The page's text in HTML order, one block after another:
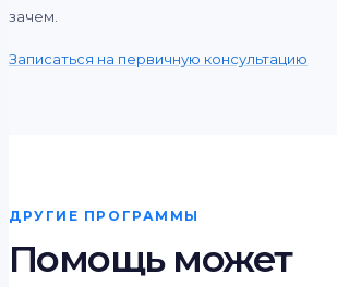
зачем.
Записаться на первичную консультацию
ДРУГИЕ ПРОГРАММЫ
Помощь может